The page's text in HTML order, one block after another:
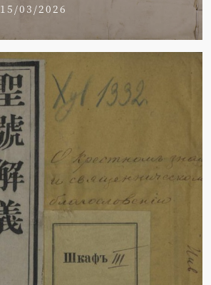
15/03/2026